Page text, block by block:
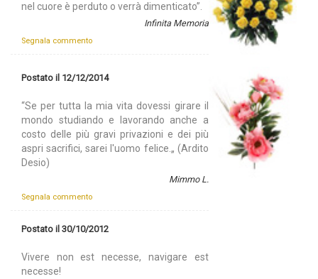
nel cuore è perduto o verrà dimenticato”.
Infinita Memoria
Segnala commento
Postato il 12/12/2014
“Se per tutta la mia vita dovessi girare il
mondo studiando e lavorando anche a
costo delle più gravi privazioni e dei più
aspri sacrifici, sarei l'uomo felice.„ (Ardito
Desio)
Mimmo L.
Segnala commento
Postato il 30/10/2012
Vivere non est necesse, navigare est
necesse!